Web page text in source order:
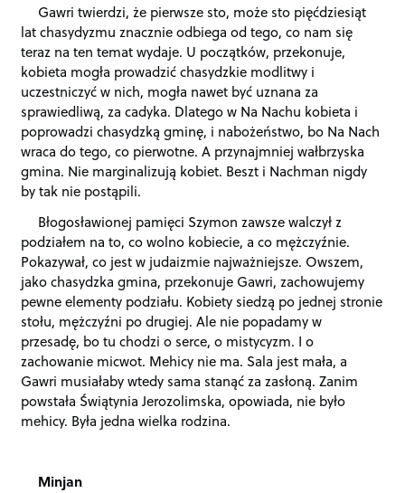
Gawri twierdzi, że pierwsze sto, może sto pięćdziesiąt
lat chasydyzmu znacznie odbiega od tego, co nam się
teraz na ten temat wydaje. U początków, przekonuje,
kobieta mogła prowadzić chasydzkie modlitwy i
uczestniczyć w nich, mogła nawet być uznana za
sprawiedliwą, za cadyka. Dlatego w Na Nachu kobieta i
poprowadzi chasydzką gminę, i nabożeństwo, bo Na Nach
wraca do tego, co pierwotne. A przynajmniej wałbrzyska
gmina. Nie marginalizują kobiet. Beszt i Nachman nigdy
by tak nie postąpili.
Błogosławionej pamięci Szymon zawsze walczył z
podziałem na to, co wolno kobiecie, a co mężczyźnie.
Pokazywał, co jest w judaizmie najważniejsze. Owszem,
jako chasydzka gmina, przekonuje Gawri, zachowujemy
pewne elementy podziału. Kobiety siedzą po jednej stronie
stołu, mężczyźni po drugiej. Ale nie popadamy w
przesadę, bo tu chodzi o serce, o mistycyzm. I o
zachowanie micwot. Mehicy nie ma. Sala jest mała, a
Gawri musiałaby wtedy sama stanąć za zasłoną. Zanim
powstała Świątynia Jerozolimska, opowiada, nie było
mehicy. Była jedna wielka rodzina.
Minjan